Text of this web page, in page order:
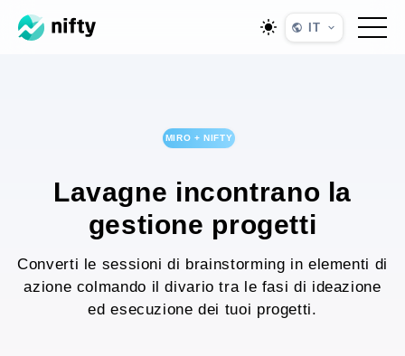
IT
MIRO + NIFTY
Lavagne incontrano la
gestione progetti
Converti le sessioni di brainstorming in elementi di
azione colmando il divario tra le fasi di ideazione
ed esecuzione dei tuoi progetti.